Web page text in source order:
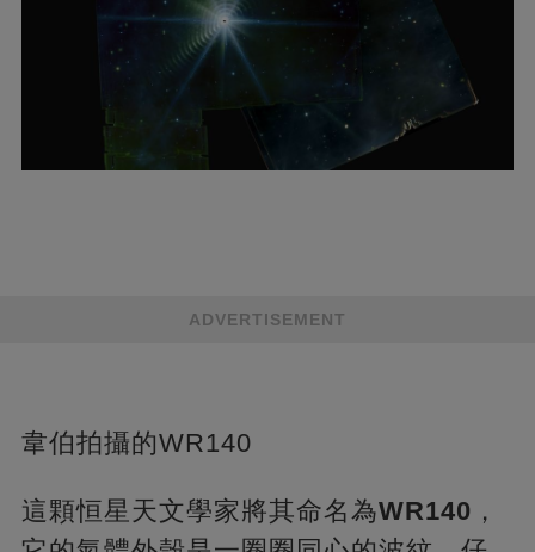
ADVERTISEMENT
韋伯拍攝的WR140
這顆恒星天文學家將其命名為WR140 ，